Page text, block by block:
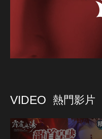
VIDEO 熱門影片